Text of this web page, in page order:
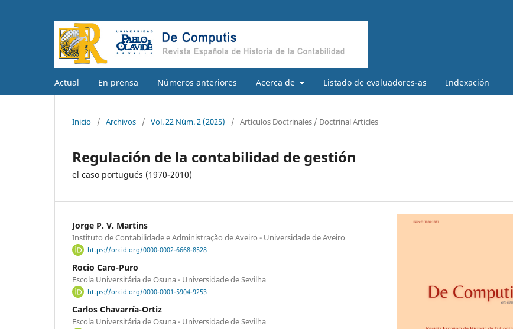
Actual En prensa Números anteriores Acerca de Listado de evaluadores-as Indexación
Inicio / Archivos / Vol. 22 Núm. 2 (2025) / Artículos Doctrinales / Doctrinal Articles
Regulación de la contabilidad de gestión
el caso portugués (1970-2010)
Jorge P. V. Martins
Instituto de Contabilidade e Administração de Aveiro - Universidade de Aveiro
https://orcid.org/0000-0002-6668-8528
Rocio Caro-Puro
Escola Universitária de Osuna - Universidade de Sevilha
https://orcid.org/0000-0001-5904-9253
Carlos Chavarría-Ortiz
Escola Universitária de Osuna - Universidade de Sevilha